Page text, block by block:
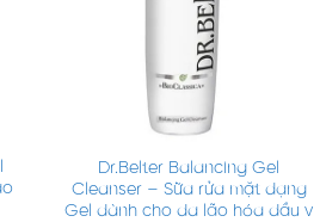
Dr.Belter Balancing Gel
Cleanser – Sữa rửa mặt dạng
Gel dành cho da lão hóa dầu v